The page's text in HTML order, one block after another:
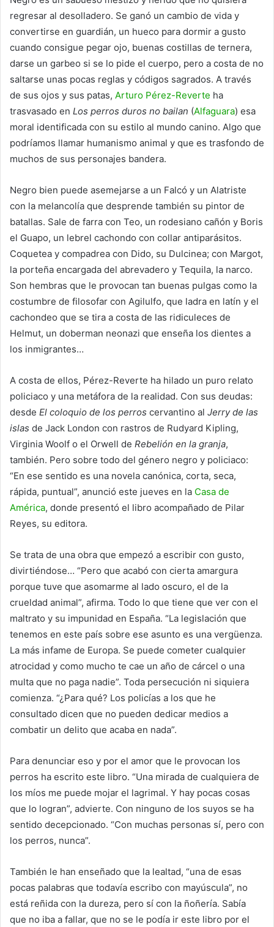
regresar al desolladero. Se ganó un cambio de vida y
convertirse en guardián, un hueco para dormir a gusto
cuando consigue pegar ojo, buenas costillas de ternera,
darse un garbeo si se lo pide el cuerpo, pero a costa de no
saltarse unas pocas reglas y códigos sagrados. A través
de sus ojos y sus patas, Arturo Pérez-Reverte ha
trasvasado en Los perros duros no bailan (Alfaguara) esa
moral identificada con su estilo al mundo canino. Algo que
podríamos llamar humanismo animal y que es trasfondo de
muchos de sus personajes bandera.
Negro bien puede asemejarse a un Falcó y un Alatriste
con la melancolía que desprende también su pintor de
batallas. Sale de farra con Teo, un rodesiano cañón y Boris
el Guapo, un lebrel cachondo con collar antiparásitos.
Coquetea y compadrea con Dido, su Dulcinea; con Margot,
la porteña encargada del abrevadero y Tequila, la narco.
Son hembras que le provocan tan buenas pulgas como la
costumbre de filosofar con Agilulfo, que ladra en latín y el
cachondeo que se tira a costa de las ridiculeces de
Helmut, un doberman neonazi que enseña los dientes a
los inmigrantes…
A costa de ellos, Pérez-Reverte ha hilado un puro relato
policiaco y una metáfora de la realidad. Con sus deudas:
desde El coloquio de los perros cervantino al Jerry de las
islas de Jack London con rastros de Rudyard Kipling,
Virginia Woolf o el Orwell de Rebelión en la granja,
también. Pero sobre todo del género negro y policiaco:
“En ese sentido es una novela canónica, corta, seca,
rápida, puntual”, anunció este jueves en la Casa de
América, donde presentó el libro acompañado de Pilar
Reyes, su editora.
Se trata de una obra que empezó a escribir con gusto,
divirtiéndose… “Pero que acabó con cierta amargura
porque tuve que asomarme al lado oscuro, el de la
crueldad animal”, afirma. Todo lo que tiene que ver con el
maltrato y su impunidad en España. “La legislación que
tenemos en este país sobre ese asunto es una vergüenza.
La más infame de Europa. Se puede cometer cualquier
atrocidad y como mucho te cae un año de cárcel o una
multa que no paga nadie”. Toda persecución ni siquiera
comienza. “¿Para qué? Los policías a los que he
consultado dicen que no pueden dedicar medios a
combatir un delito que acaba en nada”.
Para denunciar eso y por el amor que le provocan los
perros ha escrito este libro. “Una mirada de cualquiera de
los míos me puede mojar el lagrimal. Y hay pocas cosas
que lo logran”, advierte. Con ninguno de los suyos se ha
sentido decepcionado. “Con muchas personas sí, pero con
los perros, nunca”.
También le han enseñado que la lealtad, “una de esas
pocas palabras que todavía escribo con mayúscula”, no
está reñida con la dureza, pero sí con la ñoñería. Sabía
que no iba a fallar, que no se le podía ir este libro por el